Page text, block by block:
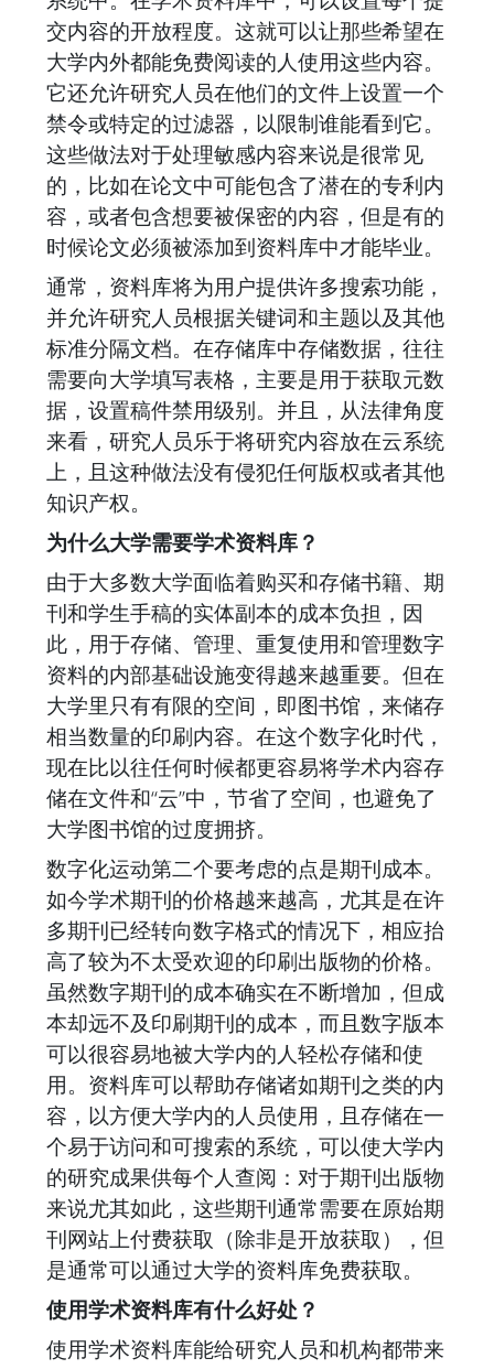
交内容的开放程度。这就可以让那些希望在
大学内外都能免费阅读的人使用这些内容。
它还允许研究人员在他们的文件上设置一个
禁令或特定的过滤器，以限制谁能看到它。
这些做法对于处理敏感内容来说是很常见
的，比如在论文中可能包含了潜在的专利内
容，或者包含想要被保密的内容，但是有的
时候论文必须被添加到资料库中才能毕业。
通常，资料库将为用户提供许多搜索功能，
并允许研究人员根据关键词和主题以及其他
标准分隔文档。在存储库中存储数据，往往
需要向大学填写表格，主要是用于获取元数
据，设置稿件禁用级别。并且，从法律角度
来看，研究人员乐于将研究内容放在云系统
上，且这种做法没有侵犯任何版权或者其他
知识产权。
为什么大学需要学术资料库？
由于大多数大学面临着购买和存储书籍、期
刊和学生手稿的实体副本的成本负担，因
此，用于存储、管理、重复使用和管理数字
资料的内部基础设施变得越来越重要。但在
大学里只有有限的空间，即图书馆，来储存
相当数量的印刷内容。在这个数字化时代，
现在比以往任何时候都更容易将学术内容存
储在文件和“云”中，节省了空间，也避免了
大学图书馆的过度拥挤。
数字化运动第二个要考虑的点是期刊成本。
如今学术期刊的价格越来越高，尤其是在许
多期刊已经转向数字格式的情况下，相应抬
高了较为不太受欢迎的印刷出版物的价格。
虽然数字期刊的成本确实在不断增加，但成
本却远不及印刷期刊的成本，而且数字版本
可以很容易地被大学内的人轻松存储和使
用。资料库可以帮助存储诸如期刊之类的内
容，以方便大学内的人员使用，且存储在一
个易于访问和可搜索的系统，可以使大学内
的研究成果供每个人查阅：对于期刊出版物
来说尤其如此，这些期刊通常需要在原始期
刊网站上付费获取（除非是开放获取），但
是通常可以通过大学的资料库免费获取。
使用学术资料库有什么好处？
使用学术资料库能给研究人员和机构都带来